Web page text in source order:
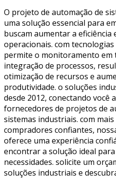
O projeto de automação de
uma solução essencial para
buscam aumentar a eficiência
operacionais. com tecnologias
permite o monitoramento em
integração de processos,
otimização de recursos e
produtividade. o soluções
desde 2012, conectando você
fornecedores de projetos de
sistemas industriais. com
compradores confiantes,
oferece uma experiência
encontrar a solução ideal
necessidades. solicite um
soluções industriais e